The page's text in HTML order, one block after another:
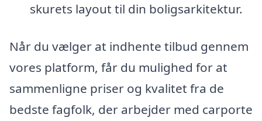
skurets layout til din boligsarkitektur.
Når du vælger at indhente tilbud gennem
vores platform, får du mulighed for at
sammenligne priser og kvalitet fra de
bedste fagfolk, der arbejder med carporte